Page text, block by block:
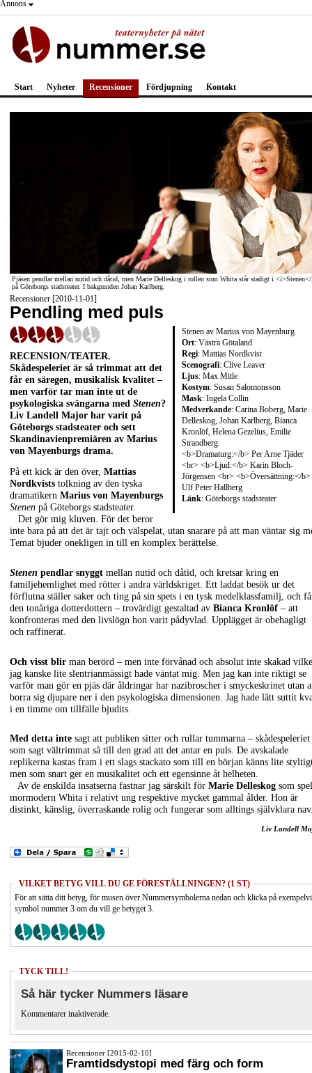
Annons
Start Nyheter Recensioner Fördjupning Kontakt
Pjäsen pendlar mellan nutid och dåtid, men Marie Delleskog i rollen som Whita står stadigt i
på Göteborgs stadsteater. I bakgrunden Johan Karlberg.
Recensioner [2010-11-01]
Pendling med puls
Stenen av Marius von Mayenburg
Ort: Västra Götaland
Regi: Mattias Nordkvist
Scenografi: Clive Leaver
Ljus: Max Mitle
Kostym: Susan Salomonsson
Mask: Ingela Collin
Medverkande: Carina Boberg, Marie
Delleskog, Johan Karlberg, Bianca
Kronlöf, Helena Gezelius, Emilie
Strandberg
<b>Dramaturg:</b> Per Arne Tjäder
<br> <b>Ljud:</b> Karin Bloch-
Jörgensen <br> <b>Översättning:</b>
Ulf Peter Hallberg
Länk: Göteborgs stadsteater
RECENSION/TEATER.
Skådespeleriet är så trimmat att det
får en säregen, musikalisk kvalitet –
men varför tar man inte ut de
psykologiska svängarna med Stenen?
Liv Landell Major har varit på
Göteborgs stadsteater och sett
Skandinavienpremiären av Marius
von Mayenburgs drama.
På ett kick är den över, Mattias
Nordkvists tolkning av den tyska
dramatikern Marius von Mayenburgs
Stenen på Göteborgs stadsteater.
Det gör mig kluven. För det beror
inte bara på att det är tajt och välspelat, utan snarare på att man väntar sig
Temat bjuder onekligen in till en komplex berättelse.
Stenen pendlar snyggt mellan nutid och dåtid, och kretsar kring en
familjehemlighet med rötter i andra världskriget. Ett laddat besök ur det
förflutna ställer saker och ting på sin spets i en tysk medelklassfamilj, och
den tonåriga dotterdottern – trovärdigt gestaltad av Bianca Kronlöf – att
konfronteras med den livslögn hon varit pådyvlad. Upplägget är obehagligt
och raffinerat.
Och visst blir man berörd – men inte förvånad och absolut inte skakad
jag kanske lite slentrianmässigt hade väntat mig. Men jag kan inte riktigt se
varför man gör en pjäs där åldringar har nazibroscher i smyckeskrinet utan
borra sig djupare ner i den psykologiska dimensionen. Jag hade lätt suttit
i en timme om tillfälle bjudits.
Med detta inte sagt att publiken sitter och rullar tummarna – skådespeleriet
som sagt vältrimmat så till den grad att det antar en puls. De avskalade
replikerna kastas fram i ett slags stackato som till en början känns lite
men som snart ger en musikalitet och ett egensinne åt helheten.
Av de enskilda insatserna fastnar jag särskilt för Marie Delleskog som
mormodern Whita i relativt ung respektive mycket gammal ålder. Hon är
distinkt, känslig, överraskande rolig och fungerar som alltings självklara
Liv Landell
VILKET BETYG VILL DU GE FÖRESTÄLLNINGEN? (1 ST)
För att sätta ditt betyg, för musen över Nummersymbolerna nedan och klicka på
symbol nummer 3 om du vill ge betyget 3.
TYCK TILL!
Så här tycker Nummers läsare
Kommentarer inaktiverade.
Recensioner [2015-02-10]
Framtidsdystopi med färg och form